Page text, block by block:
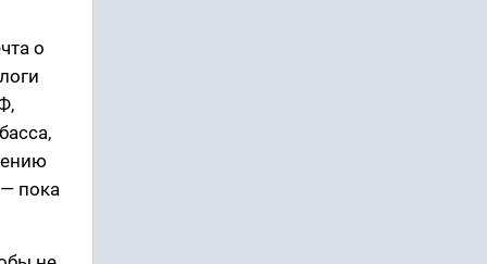
о
— пока